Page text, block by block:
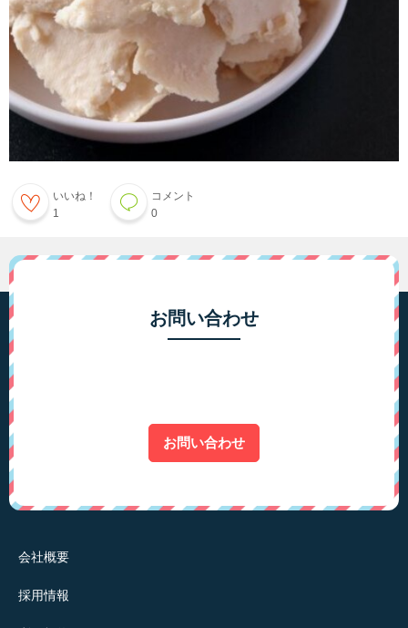
いいね！
1
コメント
0
お問い合わせ
お問い合わせ
会社概要
採用情報